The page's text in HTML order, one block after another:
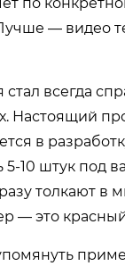
— видео
стал всегда
Настоящий
в
5-10 штук под
толкают в
— это